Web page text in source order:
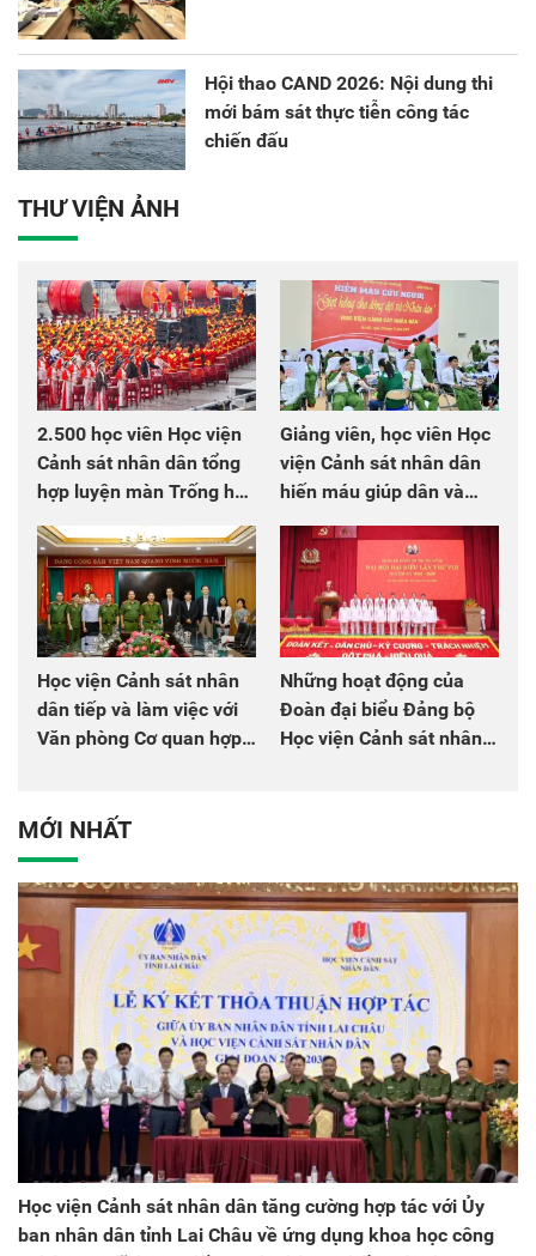
Hội thao CAND 2026: Nội dung thi
mới bám sát thực tiễn công tác
chiến đấu
THƯ VIỆN ẢNH
2.500 học viên Học viện
Cảnh sát nhân dân tổng
hợp luyện màn Trống hội
chào mừng Đại hội Đảng
Giảng viên, học viên Học
viện Cảnh sát nhân dân
hiến máu giúp dân và
đồng đội
Học viện Cảnh sát nhân
dân tiếp và làm việc với
Văn phòng Cơ quan hợp
Những hoạt động của
Đoàn đại biểu Đảng bộ
Học viện Cảnh sát nhân
MỚI NHẤT
Học viện Cảnh sát nhân dân tăng cường hợp tác với Ủy
ban nhân dân tỉnh Lai Châu về ứng dụng khoa học công